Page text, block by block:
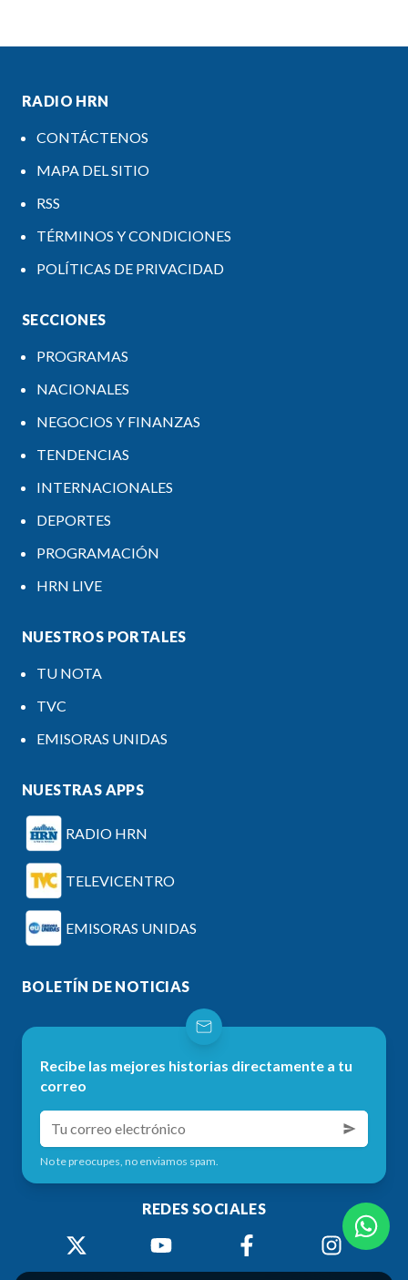
RADIO HRN
CONTÁCTENOS
MAPA DEL SITIO
RSS
TÉRMINOS Y CONDICIONES
POLÍTICAS DE PRIVACIDAD
SECCIONES
PROGRAMAS
NACIONALES
NEGOCIOS Y FINANZAS
TENDENCIAS
INTERNACIONALES
DEPORTES
PROGRAMACIÓN
HRN LIVE
NUESTROS PORTALES
TU NOTA
TVC
EMISORAS UNIDAS
NUESTRAS APPS
RADIO HRN
TELEVICENTRO
EMISORAS UNIDAS
BOLETÍN DE NOTICIAS
Recibe las mejores historias directamente a tu
correo
No te preocupes, no enviamos spam.
REDES SOCIALES